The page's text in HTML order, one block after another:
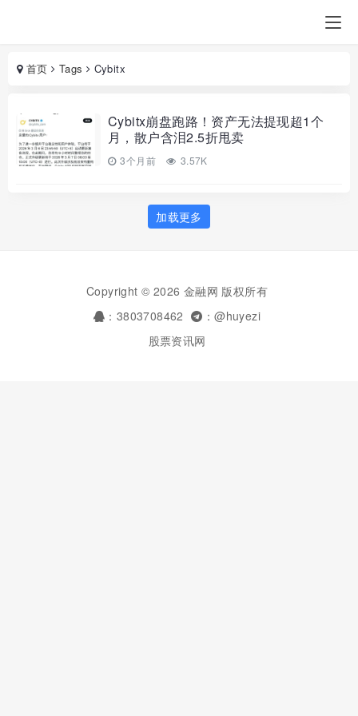
首页 Tags Cybitx
Cybitx崩盘跑路！资产无法提现超1个
月，散户含泪2.5折甩卖
3个月前 3.57K
加载更多
Copyright © 2026 金融网 版权所有
：3803708462
：@huyezi
股票资讯网